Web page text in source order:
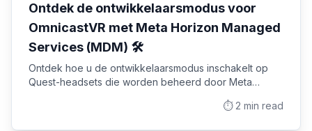
Ontdek de ontwikkelaarsmodus voor
OmnicastVR met Meta Horizon Managed
Services (MDM) 🛠️
Ontdek hoe u de ontwikkelaarsmodus inschakelt op
Quest-headsets die worden beheerd door Meta
het debuggen en sideloaden van Omnicast VR.
⏱️ 2 min read